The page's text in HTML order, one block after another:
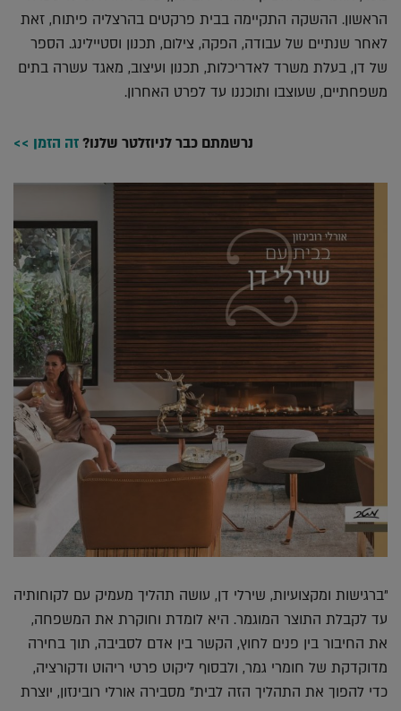
הראשון. ההשקה התקיימה בבית פרקטים בהרצליה פיתוח, זאת
לאחר שנתיים של עבודה, הפקה, צילום, תכנון וסטיילינג. הספר
של דן, בעלת משרד לאדריכלות, תכנון ועיצוב, מאגד עשרה בתים
משפחתיים, שעוצבו ותוכננו עד לפרט האחרון.
נרשמתם כבר לניוזלטר שלנו?זה הזמן >>
"ברגישות ומקצועיות, שירלי דן, עושה תהליך מעמיק עם לקוחותיה
עד לקבלת התוצר המוגמר. היא לומדת וחוקרת את המשפחה,
את החיבור בין פנים לחוץ, הקשר בין אדם לסביבה, תוך בחירה
מדוקדקת של חומרי גמר, ולבסוף ליקוט פרטי ריהוט ודקורציה,
כדי להפוך את התהליך הזה לבית" מסבירה אורלי רובינזון, יוצרת